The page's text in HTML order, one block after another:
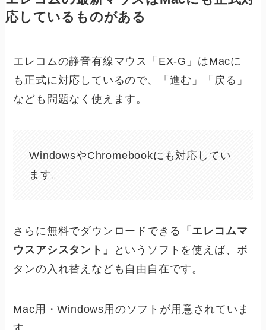
応しているものがある
エレコムの静音有線マウス「EX-G」はMacに
も正式に対応しているので、「進む」「戻る」
なども問題なく使えます。
WindowsやChromebookにも対応してい
ます。
さらに無料でダウンロードできる
「エレコムマ
ウスアシスタント」
というソフトを使えば、ボ
タンの入れ替えなども自由自在です。
Mac用・Windows用のソフトが用意されていま